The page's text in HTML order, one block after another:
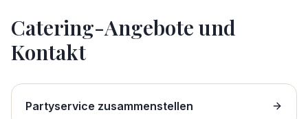
Catering-Angebote und
Kontakt
Partyservice zusammenstellen